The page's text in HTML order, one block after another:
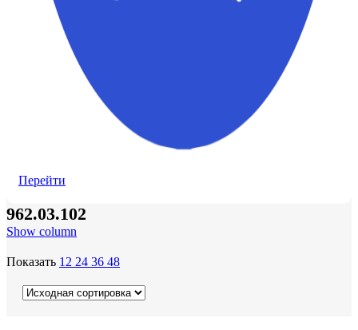
Перейти
962.03.102
Show column
Показать 12 24 36 48